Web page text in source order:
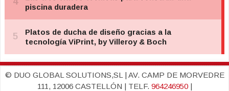
© DUO GLOBAL SOLUTIONS,SL | AV. CAMP DE MORVEDRE
111, 12006 CASTELLÓN | TELF. 964246950|